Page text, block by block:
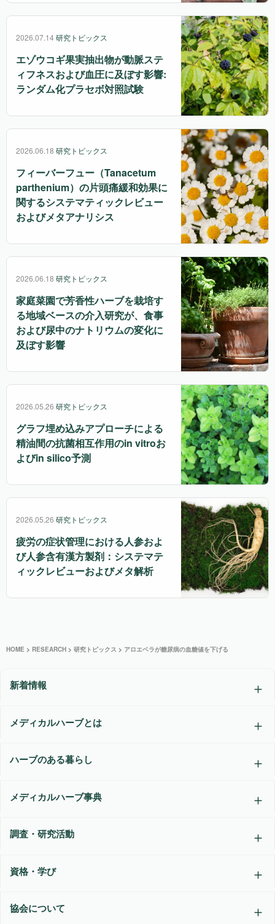
2026.07.14研究トピックス
エゾウコギ果実抽出物が動脈ステ
ィフネスおよび血圧に及ぼす影響:
ランダム化プラセボ対照試験
2026.06.18 研究トピックス
フィーバーフュー（Tanacetum
parthenium）の片頭痛緩和効果に
関するシステマティックレビュー
およびメタアナリシス
2026.06.18 研究トピックス
家庭菜園で芳香性ハーブを栽培す
る地域ベースの介入研究が、食事
および尿中のナトリウムの変化に
及ぼす影響
2026.05.26 研究トピックス
グラフ埋め込みアプローチによる
精油間の抗菌相互作用のin vitroお
よびin silico予測
2026.05.26 研究トピックス
疲労の症状管理における人参およ
び人参含有漢方製剤：システマテ
ィックレビューおよびメタ解析
HOME > RESEARCH > 研究トピックス > アロエベラが糖尿病の血糖値を下げる
新着情報
メディカルハーブとは
ハーブのある暮らし
メディカルハーブ事典
調査・研究活動
資格・学び
協会について